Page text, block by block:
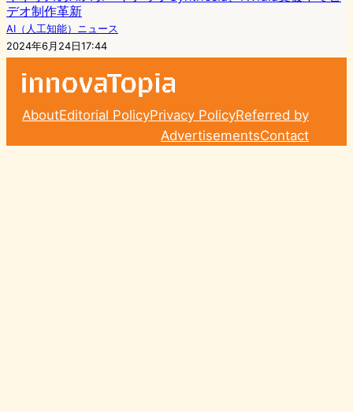
デオ制作革新
AI（人工知能）ニュース
2024年6月24日17:44
AboutEditorial PolicyPrivacy PolicyReferred by
AdvertisementsContact